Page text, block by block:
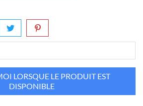
LORSQUE LE PRODUIT EST
DISPONIBLE